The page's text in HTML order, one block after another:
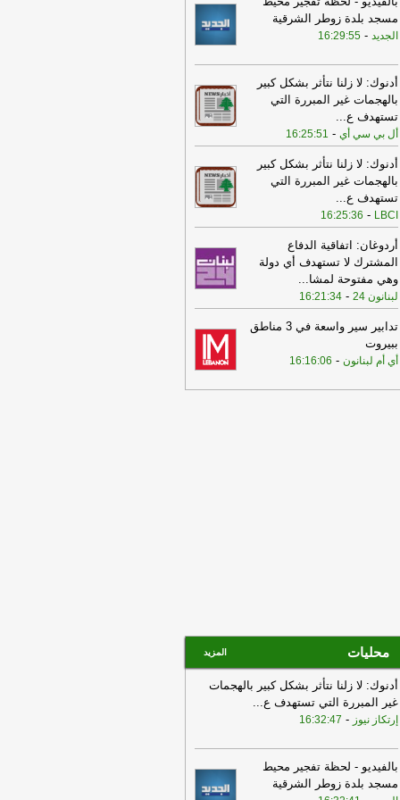
16:17
مصادر بعبدا للجديد: لم يتم
إلى نتائج نهائية بشأن المناطق
جديدة وإصرار إسرائيل على التحقق
المنطقتين الأوليين أولًا -الجديد
16:16
جابر استقبل جهاد الصمد: توزيع
البلديات من إيرادات الهاتف الثابت
معاملات المواطنين-
LBCI
15:27
الوكالة الوطنية للاعلام: تحليق
إسرائيلية في اجواء صور
وغارة على المنصوري تزامنت مع
تفجير-أل بي سي أي
نقابة مستوردي المواد الغذائية:
مستقرّة رغم ضغوط الشحن
-إرتكاز نيوز
10:24
وزارة الصحة: 8 جرحى في
على بلدة برج الشمالي
خطأ منذ سنوات حيث تُدفع أموال من
مسجد بلدة زوطر الشرقية
الجديد -
16:29:55
أدنوك: لا زلنا نتأثر بشكل كبير
بالهجمات غير المبررة التي
تستهدف ع...
أل بي سي أي -
16:25:51
أدنوك: لا زلنا نتأثر بشكل كبير
بالهجمات غير المبررة التي
تستهدف ع...
LBCI
-
16:25:36
أردوغان: اتفاقية الدفاع
المشترك لا تستهدف أي دولة
وهي مفتوحة لمشا...
لبنانون 24 -
16:21:34
تدابير سير واسعة في 3 مناطق
ببيروت
أي أم لبنانون -
16:16:06
محليات المزيد
أدنوك: لا زلنا نتأثر بشكل كبير بالهجمات
غير المبررة التي تستهدف ع...
إرتكاز نيوز -
16:32:47
بالفيديو - لحظة تفجير محيط
مسجد بلدة زوطر الشرقية